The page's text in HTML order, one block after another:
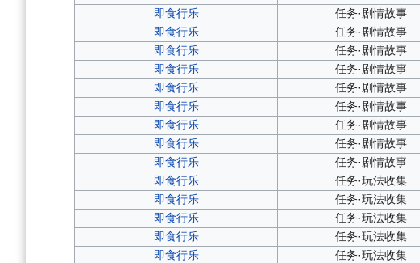
即食行乐
任务·剧情故事
即食行乐
任务·剧情故事
即食行乐
任务·剧情故事
即食行乐
任务·剧情故事
即食行乐
任务·剧情故事
即食行乐
任务·剧情故事
即食行乐
任务·剧情故事
即食行乐
任务·剧情故事
即食行乐
任务·剧情故事
即食行乐
任务·玩法收集
即食行乐
任务·玩法收集
即食行乐
任务·玩法收集
即食行乐
任务·玩法收集
即食行乐
任务·玩法收集